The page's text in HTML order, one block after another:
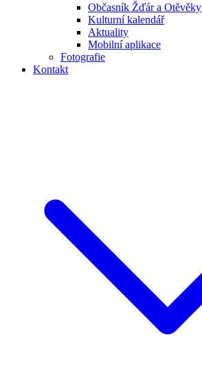
Občasník Žďár a Otěvěky
Kulturní kalendář
Aktuality
Mobilní aplikace
Fotografie
Kontakt